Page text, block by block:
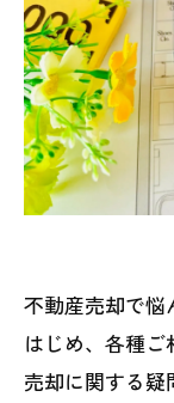
不動産売却で悩
はじめ、各種
売却に関する